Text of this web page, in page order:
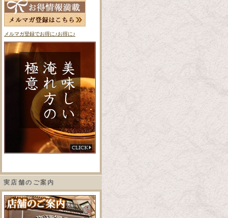
メルマガ登録でお得に♪お得に♪
実店舗のご案内